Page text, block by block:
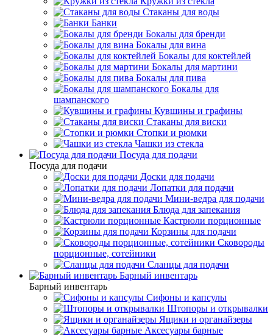
Стаканы для воды
Банки
Бокалы для бренди
Бокалы для вина
Бокалы для коктейлей
Бокалы для мартини
Бокалы для пива
Бокалы для
шампанского
Кувшины и графины
Стаканы для виски
Стопки и рюмки
Чашки из стекла
Посуда для подачи
Посуда для подачи
Доски для подачи
Лопатки для подачи
Мини-ведра для подачи
Блюда для запекания
Кастрюли порционные
Корзины для подачи
Сковороды
порционные, сотейники
Сланцы для подачи
Барный инвентарь
Барный инвентарь
Сифоны и капсулы
Штопоры и открывалки
Ящики и органайзеры
Аксесуары барные